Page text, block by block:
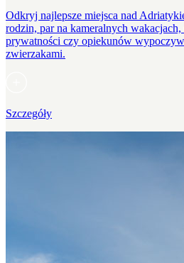
Odkryj najlepsze miejsca nad
rodzin, par na kameralnych
prywatności czy opiekunów
zwierzakami.
Szczegóły